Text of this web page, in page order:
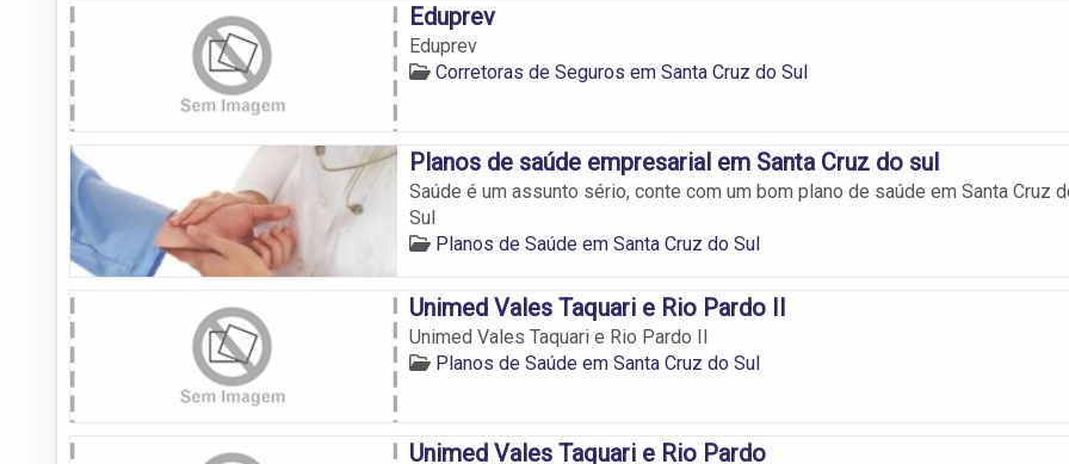
Eduprev
Eduprev
Corretoras de Seguros em Santa Cruz do Sul
Planos de saúde empresarial em Santa Cruz do sul
Saúde é um assunto sério, conte com um bom plano de saúde em Santa Cruz
Sul
Planos de Saúde em Santa Cruz do Sul
Unimed Vales Taquari e Rio Pardo II
Unimed Vales Taquari e Rio Pardo II
Planos de Saúde em Santa Cruz do Sul
Unimed Vales Taquari e Rio Pardo